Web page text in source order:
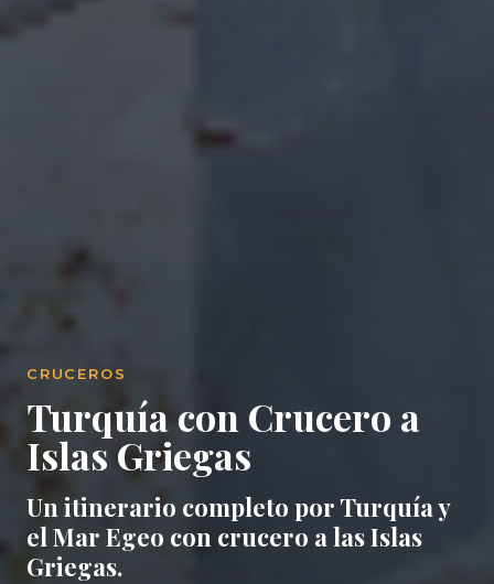
CRUCEROS
Turquía con Crucero a
Islas Griegas
Un itinerario completo por Turquía y
el Mar Egeo con crucero a las Islas
Griegas.